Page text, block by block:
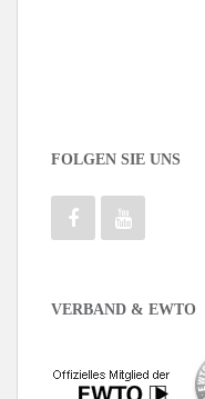
FOLGEN SIE UNS
VERBAND & EWTO